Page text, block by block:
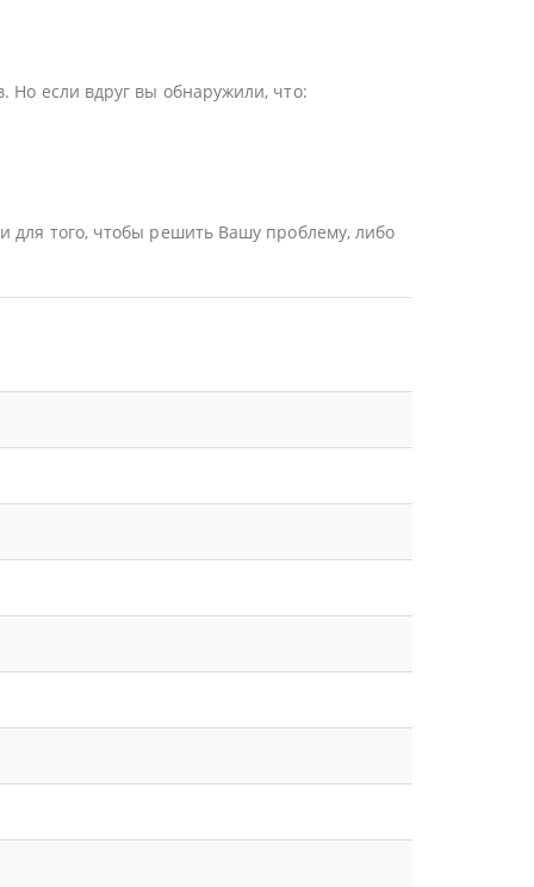
Но если вдруг вы обнаружили, что:
для того, чтобы решить Вашу проблему, либо